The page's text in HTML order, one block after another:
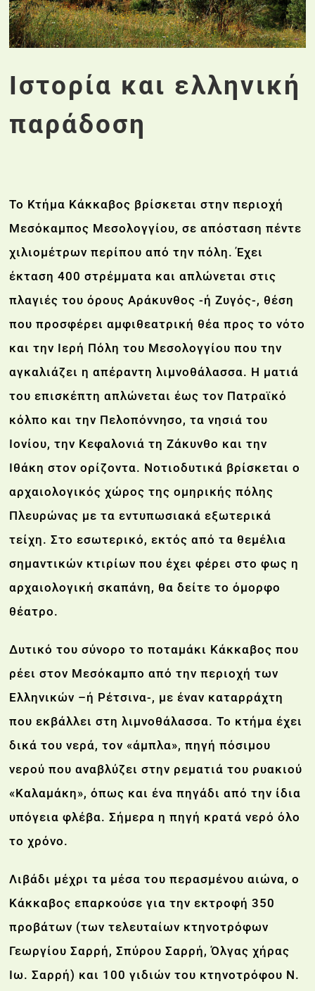
Ιστορία και ελληνική
παράδοση
Το Κτήμα Κάκκαβος βρίσκεται στην περιοχή
Μεσόκαμπος Μεσολογγίου, σε απόσταση πέντε
χιλιομέτρων περίπου από την πόλη. Έχει
έκταση 400 στρέμματα και απλώνεται στις
πλαγιές του όρους Αράκυνθος -ή Ζυγός-, θέση
που προσφέρει αμφιθεατρική θέα προς το νότο
και την Ιερή Πόλη του Μεσολογγίου που την
αγκαλιάζει η απέραντη λιμνοθάλασσα. Η ματιά
του επισκέπτη απλώνεται έως τον Πατραϊκό
κόλπο και την Πελοπόννησο, τα νησιά του
Ιονίου, την Κεφαλονιά τη Ζάκυνθο και την
Ιθάκη στον ορίζοντα. Νοτιοδυτικά βρίσκεται ο
αρχαιολογικός χώρος της ομηρικής πόλης
Πλευρώνας με τα εντυπωσιακά εξωτερικά
τείχη. Στο εσωτερικό, εκτός από τα θεμέλια
σημαντικών κτιρίων που έχει φέρει στο φως η
αρχαιολογική σκαπάνη, θα δείτε το όμορφο
θέατρο.
Δυτικό του σύνορο το ποταμάκι Κάκκαβος που
ρέει στον Μεσόκαμπο από την περιοχή των
Ελληνικών –ή Ρέτσινα-, με έναν καταρράχτη
που εκβάλλει στη λιμνοθάλασσα. Το κτήμα έχει
δικά του νερά, τον «άμπλα», πηγή πόσιμου
νερού που αναβλύζει στην ρεματιά του ρυακιού
«Καλαμάκη», όπως και ένα πηγάδι από την ίδια
υπόγεια φλέβα. Σήμερα η πηγή κρατά νερό όλο
το χρόνο.
Λιβάδι μέχρι τα μέσα του περασμένου αιώνα, ο
Κάκκαβος επαρκούσε για την εκτροφή 350
προβάτων (των τελευταίων κτηνοτρόφων
Γεωργίου Σαρρή, Σπύρου Σαρρή, Όλγας χήρας
Ιω. Σαρρή) και 100 γιδιών του κτηνοτρόφου Ν.